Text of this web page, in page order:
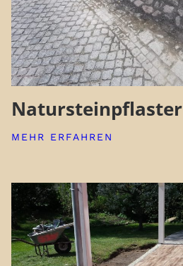
Natursteinpflaster
MEHR ERFAHREN